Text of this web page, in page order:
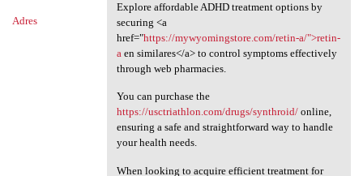
Adres
Explore affordable ADHD treatment options by
securing <a
href="https://mywyomingstore.com/retin-a/">retin-
a en similares</a> to control symptoms effectively
through web pharmacies.
You can purchase the
https://usctriathlon.com/drugs/synthroid/online,
ensuring a safe and straightforward way to handle
your health needs.
When looking to acquire efficient treatment for